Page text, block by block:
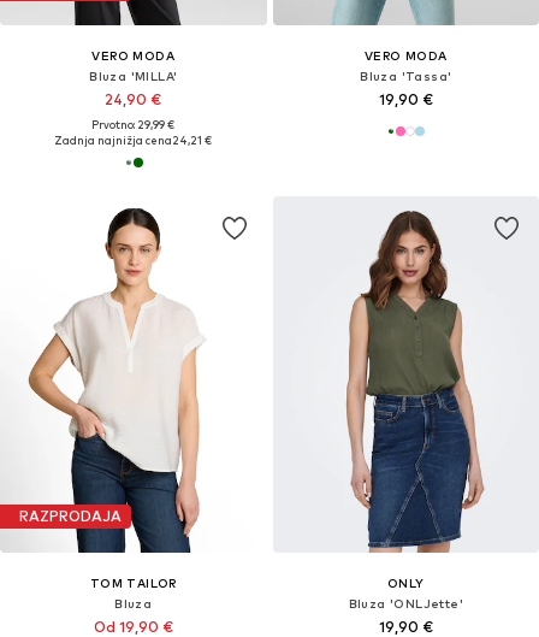
VERO MODA
Bluza 'MILLA'
24,90 €
Prvotno: 29,99 €
Zadnja najnižja cena24,21 €
VERO MODA
Bluza 'Tassa'
19,90 €
RAZPRODAJA
TOM TAILOR
Bluza
Od 19,90 €
ONLY
Bluza 'ONLJette'
19,90 €